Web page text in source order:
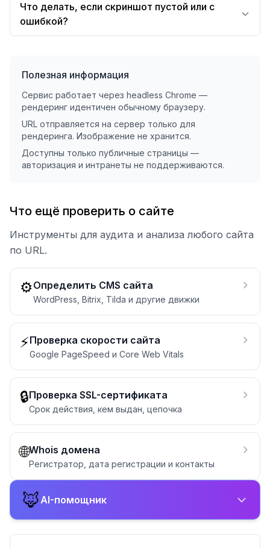
Что делать, если скриншот пустой или с
ошибкой?
Полезная информация
Сервис работает через headless Chrome —
рендеринг идентичен обычному браузеру.
URL отправляется на сервер только для
рендеринга. Изображение не хранится.
Доступны только публичные страницы —
авторизация и интранеты не поддерживаются.
Что ещё проверить о сайте
Инструменты для аудита и анализа любого сайта
по URL.
⚙️Определить CMS сайта
WordPress, Bitrix, Tilda и другие движки
⚡Проверка скорости сайта
Google PageSpeed и Core Web Vitals
🔒Проверка SSL-сертификата
Срок действия, кем выдан, цепочка
🌐Whois домена
Регистратор, дата регистрации и контакты
🦊AI-помощник